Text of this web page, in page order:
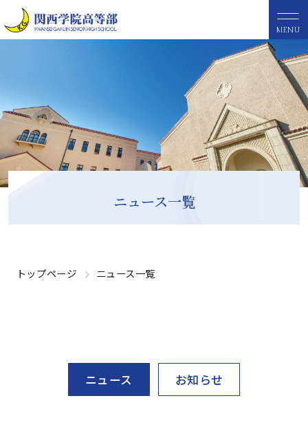
MENU
ニュース一覧
トップページ ニュース一覧
ニュース お知らせ